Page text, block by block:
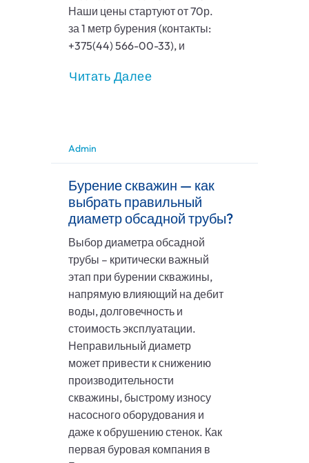
Наши цены стартуют от 70р.
за 1 метр бурения (контакты:
+375(44) 566-00-33), и
Читать Далее
Admin
Бурение скважин — как
выбрать правильный
диаметр обсадной трубы?
Выбор диаметра обсадной
трубы – критически важный
этап при бурении скважины,
напрямую влияющий на дебит
воды, долговечность и
стоимость эксплуатации.
Неправильный диаметр
может привести к снижению
производительности
скважины, быстрому износу
насосного оборудования и
даже к обрушению стенок. Как
первая буровая компания в